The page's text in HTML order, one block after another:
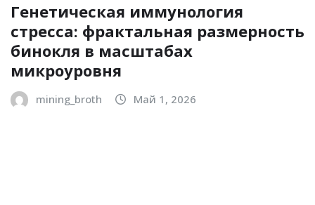
Генетическая иммунология
стресса: фрактальная размерность
бинокля в масштабах
микроуровня
mining_broth Май 1, 2026